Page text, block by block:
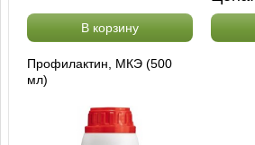
В корзину
Профилактин, МКЭ (500
мл)